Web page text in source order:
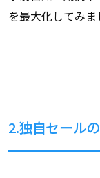
を最大化してみま
2.独自セール